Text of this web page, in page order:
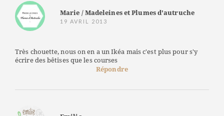
Marie / Madeleines et Plumes d'autruche
19 AVRIL 2013
Très chouette, nous on en a un Ikéa mais c'est plus pour s'y
écrire des bêtises que les courses
Répondre